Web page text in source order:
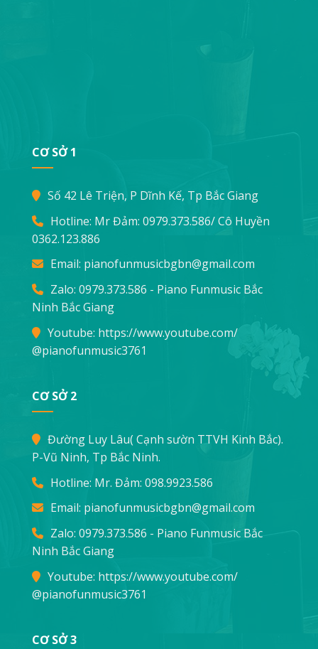
CƠ SỞ 1
Số 42 Lê Triện, P Dĩnh Kế, Tp Bắc Giang
Hotline: Mr Đảm: 0979.373.586/ Cô Huyền
0362.123.886
Email: pianofunmusicbgbn@gmail.com
Zalo: 0979.373.586 - Piano Funmusic Bắc
Ninh Bắc Giang
Youtube: https://www.youtube.com/
@pianofunmusic3761
CƠ SỞ 2
Đường Luy Lâu( Cạnh sườn TTVH Kinh Bắc).
P-Vũ Ninh, Tp Bắc Ninh.
Hotline: Mr. Đảm: 098.9923.586
Email: pianofunmusicbgbn@gmail.com
Zalo: 0979.373.586 - Piano Funmusic Bắc
Ninh Bắc Giang
Youtube: https://www.youtube.com/
@pianofunmusic3761
CƠ SỞ 3